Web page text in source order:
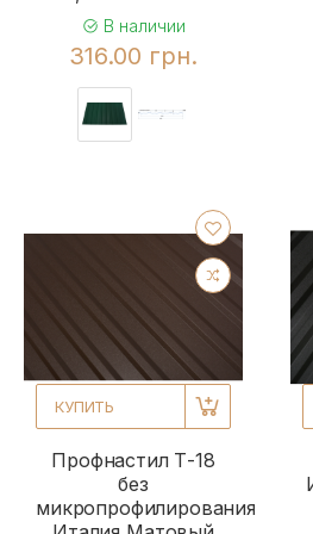
В наличии
316.00 грн.
КУПИТЬ
Профнастил Т-18
без
микропрофилирования